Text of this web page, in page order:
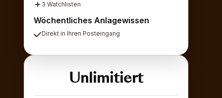
3 Watchlisten
Wöchentliches Anlagewissen
Direkt in Ihren Posteingang
Unlimitiert